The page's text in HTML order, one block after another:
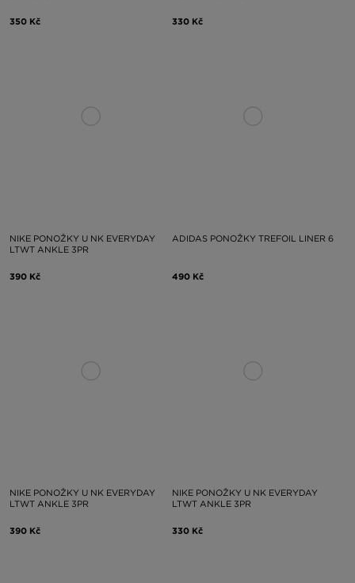
350 Kč 330 Kč
NIKE PONOŽKY U NK EVERYDAY
LTWT ANKLE 3PR
390 Kč
ADIDAS PONOŽKY TREFOIL LINER 6
490 Kč
NIKE PONOŽKY U NK EVERYDAY
LTWT ANKLE 3PR
390 Kč
NIKE PONOŽKY U NK EVERYDAY
LTWT ANKLE 3PR
330 Kč